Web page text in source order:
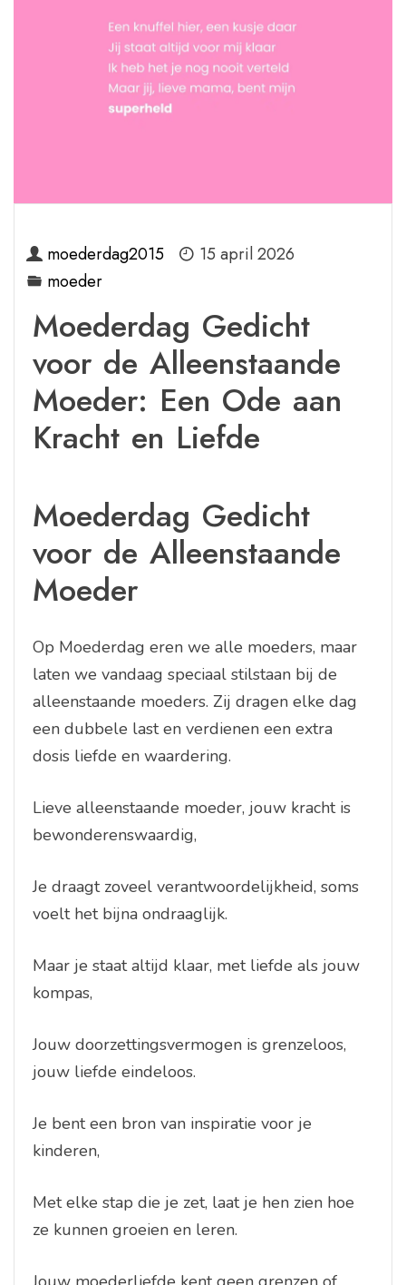
moederdag2015
15 april 2026
moeder
Moederdag Gedicht
voor de Alleenstaande
Moeder: Een Ode aan
Kracht en Liefde
Moederdag Gedicht
voor de Alleenstaande
Moeder
Op Moederdag eren we alle moeders, maar
laten we vandaag speciaal stilstaan bij de
alleenstaande moeders. Zij dragen elke dag
een dubbele last en verdienen een extra
dosis liefde en waardering.
Lieve alleenstaande moeder, jouw kracht is
bewonderenswaardig,
Je draagt zoveel verantwoordelijkheid, soms
voelt het bijna ondraaglijk.
Maar je staat altijd klaar, met liefde als jouw
kompas,
Jouw doorzettingsvermogen is grenzeloos,
jouw liefde eindeloos.
Je bent een bron van inspiratie voor je
kinderen,
Met elke stap die je zet, laat je hen zien hoe
ze kunnen groeien en leren.